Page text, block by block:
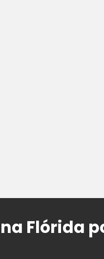
Flórida